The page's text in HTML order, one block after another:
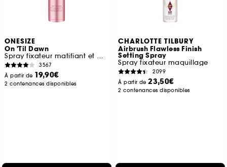
ONESIZE
On 'Til Dawn
Spray fixateur matifiant et waterproof
3567
À partir de 19,90€
2 contenances disponibles
CHARLOTTE TILBURY
Airbrush Flawless Finish
Setting Spray
Spray fixateur maquillage
2099
À partir de23,50€
2 contenances disponibles